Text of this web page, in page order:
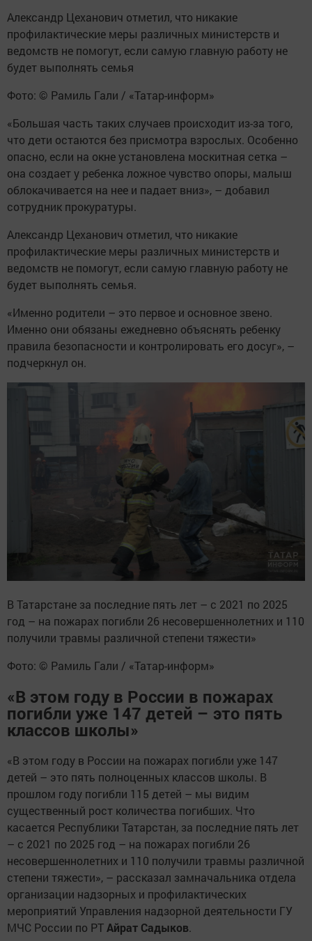
Александр Цеханович отметил, что никакие
профилактические меры различных министерств и
ведомств не помогут, если самую главную работу не
будет выполнять семья
Фото: © Рамиль Гали / «Татар-информ»
«Большая часть таких случаев происходит из-за того,
что дети остаются без присмотра взрослых. Особенно
опасно, если на окне установлена москитная сетка –
она создает у ребенка ложное чувство опоры, малыш
облокачивается на нее и падает вниз», – добавил
сотрудник прокуратуры.
Александр Цеханович отметил, что никакие
профилактические меры различных министерств и
ведомств не помогут, если самую главную работу не
будет выполнять семья.
«Именно родители – это первое и основное звено.
Именно они обязаны ежедневно объяснять ребенку
правила безопасности и контролировать его досуг», –
подчеркнул он.
В Татарстане за последние пять лет – с 2021 по 2025
год – на пожарах погибли 26 несовершеннолетних и 110
получили травмы различной степени тяжести»
Фото: © Рамиль Гали / «Татар-информ»
«В этом году в России в пожарах
погибли уже 147 детей – это пять
классов школы»
«В этом году в России на пожарах погибли уже 147
детей – это пять полноценных классов школы. В
прошлом году погибли 115 детей – мы видим
существенный рост количества погибших. Что
касается Республики Татарстан, за последние пять лет
– с 2021 по 2025 год – на пожарах погибли 26
несовершеннолетних и 110 получили травмы различной
степени тяжести», – рассказал замначальника отдела
организации надзорных и профилактических
мероприятий Управления надзорной деятельности ГУ
МЧС России по РТАйрат Садыков.